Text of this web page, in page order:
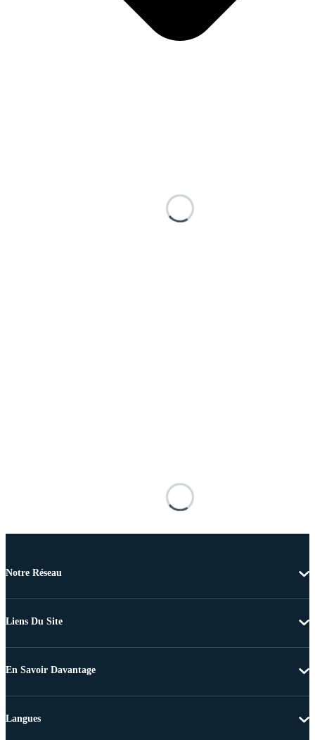
Notre Réseau
Liens Du Site
En Savoir Davantage
Langues